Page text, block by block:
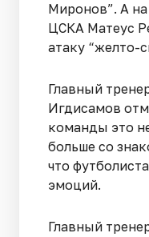
Миронов”. А
ЦСКА Матеус
атаку “желто-
Главный
Игдисамов
команды это
больше со
что
эмоций.
Главный